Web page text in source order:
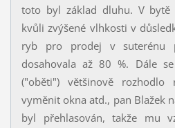
toto byl základ dluhu. V
kvůli zvýšené vlhkosti v
ryb pro prodej v suterénu
dosahovala až 80 %. Dále
("oběti") většinově rozhodlo
vyměnit okna atd., pan Blažek
byl přehlasován, takže mu